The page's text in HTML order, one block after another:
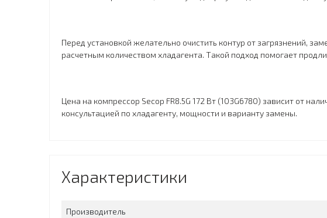
Перед установкой желательно очистить контур от загрязнений,
расчетным количеством хладагента. Такой подход помогает
Цена на компрессор Secop FR8.5G 172 Вт (103G6780) зависит от
консультацией по хладагенту, мощности и варианту замены.
Характеристики
Производитель